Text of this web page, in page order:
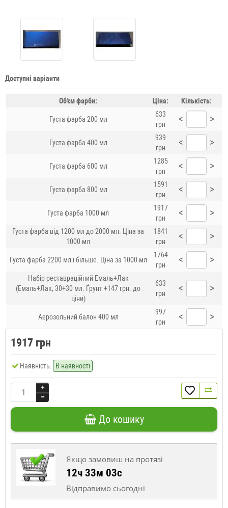
Доступні варіанти
Об'єм фарби: Ціна: Кількість:
Густа фарба 200 мл
633
грн
< >
Густа фарба 400 мл
939
грн
< >
Густа фарба 600 мл
1285
грн
< >
Густа фарба 800 мл
1591
грн
< >
Густа фарба 1000 мл
1917
грн
< >
Густа фарба від 1200 мл до 2000 мл. Ціна за
1000 мл
1841
грн
< >
Густа фарба 2200 мл і більше. Ціна за 1000 мл
1764
грн
< >
Набір реставраційний Емаль+Лак
(Емаль+Лак, 30+30 мл. Ґрунт +147 грн. до
ціни)
633
грн
< >
Аерозольний балон 400 мл
997
грн
< >
1917 грн
Наявність: В наявності
До кошику
Якщо замовиш на протязі
12ч 33м 02с
Відправимо сьогодні